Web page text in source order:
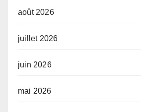
août 2026
juillet 2026
juin 2026
mai 2026